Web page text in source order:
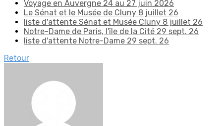
Voyage en Auvergne 24 au 27 juin 2026
Le Sénat et le Musée de Cluny 8 juillet 26
liste d'attente Sénat et Musée Cluny 8 juillet 26
Notre-Dame de Paris, l'île de la Cité 29 sept. 26
liste d'attente Notre-Dame 29 sept. 26
Retour